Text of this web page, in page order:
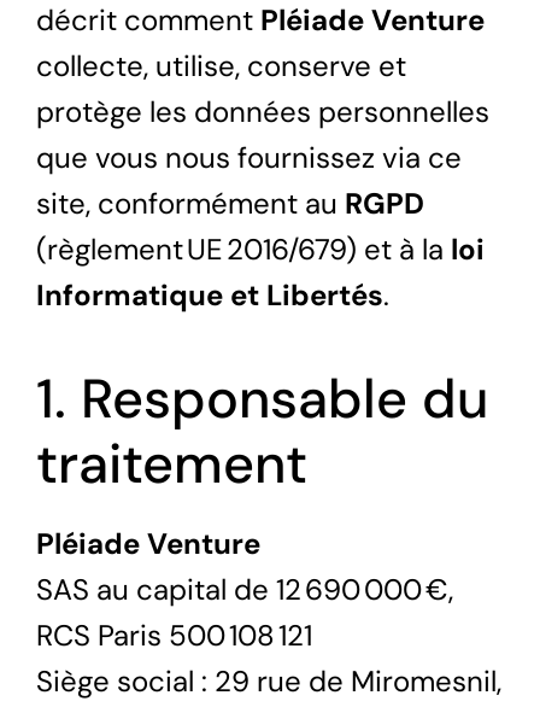
décrit comment Pléiade Venture
collecte, utilise, conserve et
protège les données personnelles
que vous nous fournissez via ce
site, conformément au RGPD
(règlement UE 2016/679) et à la loi
Informatique et Libertés.
1. Responsable du
traitement
Pléiade Venture
SAS au capital de 12 690 000 €,
RCS Paris 500 108 121
Siège social : 29 rue de Miromesnil,